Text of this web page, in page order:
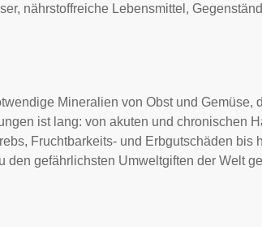
nährstoffreiche Lebensmittel,
Mineralien von Obst und Gemüse,
ist lang: von akuten und chronischen
Fruchtbarkeits- und Erbgutschäden bis
gefährlichsten Umweltgiften der Welt